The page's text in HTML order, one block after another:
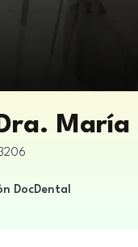
María
DocDental